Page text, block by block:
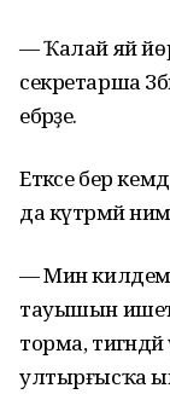
— Ҡалай яй
секретарша
ебәрҙе.
Етәксе бер
да күтәрмәй
— Мин килдем,
тауышын
торма,
ултырғысҡа